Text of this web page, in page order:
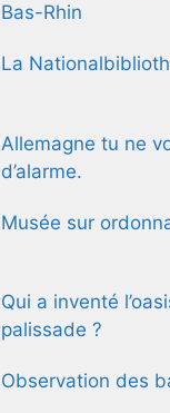
Bas-Rhin
La
Allemagne tu ne
d’alarme.
Musée sur
Qui a inventé
palissade ?
Observation des